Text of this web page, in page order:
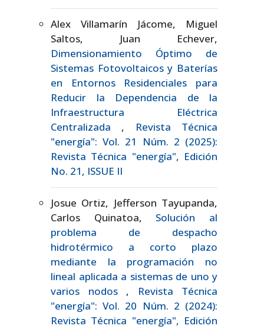
Alex Villamarín Jácome, Miguel
Saltos, Juan Echever,
Dimensionamiento Óptimo de
Sistemas Fotovoltaicos y Baterías
en Entornos Residenciales para
Reducir la Dependencia de la
Infraestructura Eléctrica
Centralizada ,
Revista Técnica
"energía": Vol. 21 Núm. 2 (2025):
Revista Técnica "energía", Edición
No. 21, ISSUE II
Josue Ortiz, Jefferson Tayupanda,
Carlos Quinatoa, Solución al
problema de despacho
hidrotérmico a corto plazo
mediante la programación no
lineal aplicada a sistemas de uno y
varios nodos ,
Revista Técnica
"energía": Vol. 20 Núm. 2 (2024):
Revista Técnica "energía", Edición